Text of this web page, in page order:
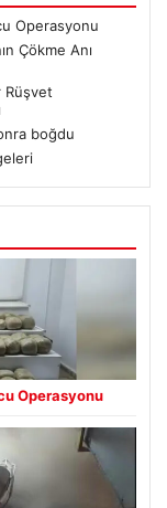
Operasyonu
Çökme Anı
Rüşvet
boğdu
Operasyonu